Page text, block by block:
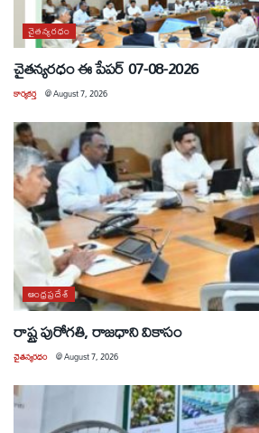
చైతన్యరధం
చైతన్యరధం ఈ పేపర్ 07-08-2026
కార్యకర్త @August 7, 2026
ఆంధ్రప్రదేశ్
రాష్ట్ర పురోగతి, రాజధాని వికాసం
చైతన్యరధం @August 7, 2026